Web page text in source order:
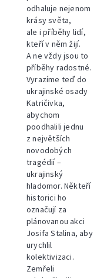
odhaluje nejenom
krásy světa,
ale i příběhy lidí,
kteří v něm žijí.
A ne vždy jsou to
příběhy radostné.
Vyrazíme teď do
ukrajinské osady
Katričivka,
abychom
poodhalili jednu
z největších
novodobých
tragédií –
ukrajinský
hladomor. Někteří
historici ho
označují za
plánovanou akci
Josifa Stalina, aby
urychlil
kolektivizaci.
Zemřeli